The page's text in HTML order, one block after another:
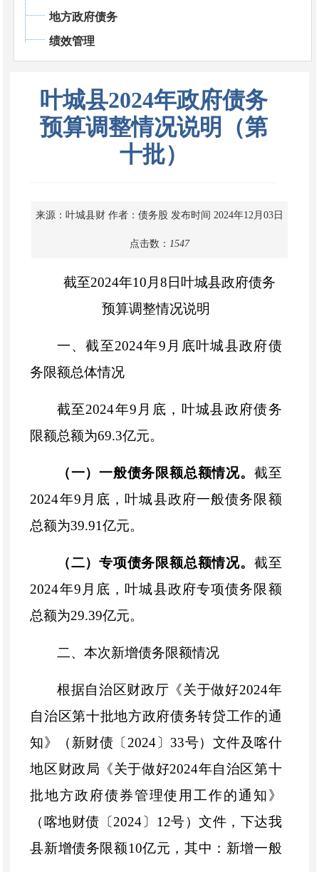
地方政府债务
绩效管理
叶城县2024年政府债务
预算调整情况说明（第
十批）
来源：叶城县财 作者：债务股 发布时间 2024年12月03日
点击数： 1547
截至2024年10月8日叶城县政府债务
预算调整情况说明
一、截至2024年9月底叶城县政府债
务限额总体情况
截至2024年9月底，叶城县政府债务
限额总额为69.3亿元。
（一）一般债务限额总额情况。 截至
2024年9月底，叶城县政府一般债务限额
总额为39.91亿元。
（二）专项债务限额总额情况。 截至
2024年9月底，叶城县政府专项债务限额
总额为29.39亿元。
二、本次新增债务限额情况
根据自治区财政厅《关于做好2024年
自治区第十批地方政府债务转贷工作的通
知》（新财债〔2024〕33号）文件及喀什
地区财政局《关于做好2024年自治区第十
批地方政府债券管理使用工作的通知》
（喀地财债〔2024〕12号）文件，下达我
县新增债务限额10亿元，其中：新增一般